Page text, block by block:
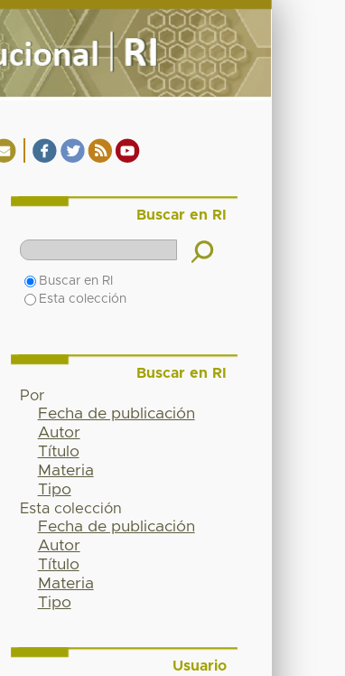
Buscar en RI
Buscar en RI
Esta colección
Buscar en RI
Por
Fecha de publicación
Autor
Título
Materia
Tipo
Esta colección
Fecha de publicación
Autor
Título
Materia
Tipo
Usuario